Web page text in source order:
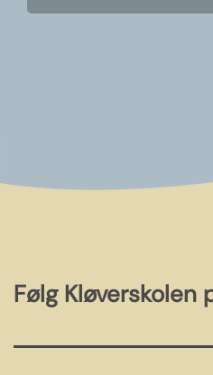
Følg Kløverskolen